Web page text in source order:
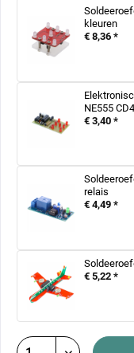
kleuren
€ 8,36 *
NE555
€ 3,40 *
relais
€ 4,49 *
€ 5,22 *